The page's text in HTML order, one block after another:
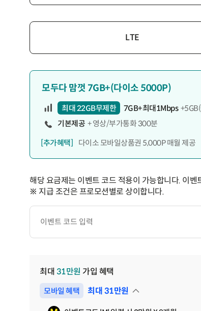
LTE
모두다 맘껏 7GB+(다이소 5000P)
최대 22GB무제한 7GB+최대1Mbps
기본제공 + 영상/부가통화 300분
[추가혜택]
다이소 모바일상품권 5,000P 매월 제공
해당 요금제는 이벤트 코드 적용이 가능합니다. 이
※ 지급 조건은 프로모션별로 상이합니다.
이
최대 31만원 가입 혜택
모바일 혜택 최대 31만원
펼쳐보기